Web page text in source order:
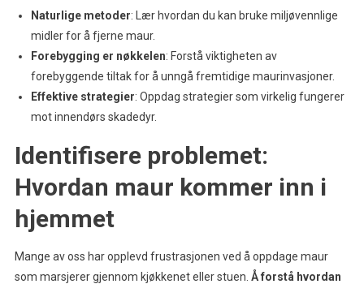
Naturlige metoder: Lær hvordan du kan bruke miljøvennlige
midler for å fjerne maur.
Forebygging er nøkkelen: Forstå viktigheten av
forebyggende tiltak for å unngå fremtidige maurinvasjoner.
Effektive strategier: Oppdag strategier som virkelig fungerer
mot innendørs skadedyr.
Identifisere problemet:
Hvordan maur kommer inn i
hjemmet
Mange av oss har opplevd frustrasjonen ved å oppdage maur
som marsjerer gjennom kjøkkenet eller stuen. Å forstå hvordan